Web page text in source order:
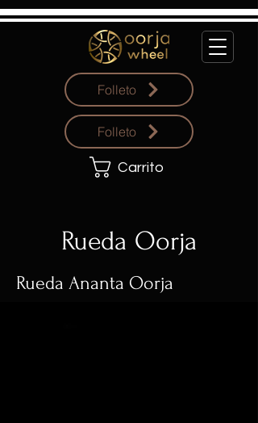
Folleto
Folleto
Carrito
Rueda Oorja
Rueda Ananta Oorja